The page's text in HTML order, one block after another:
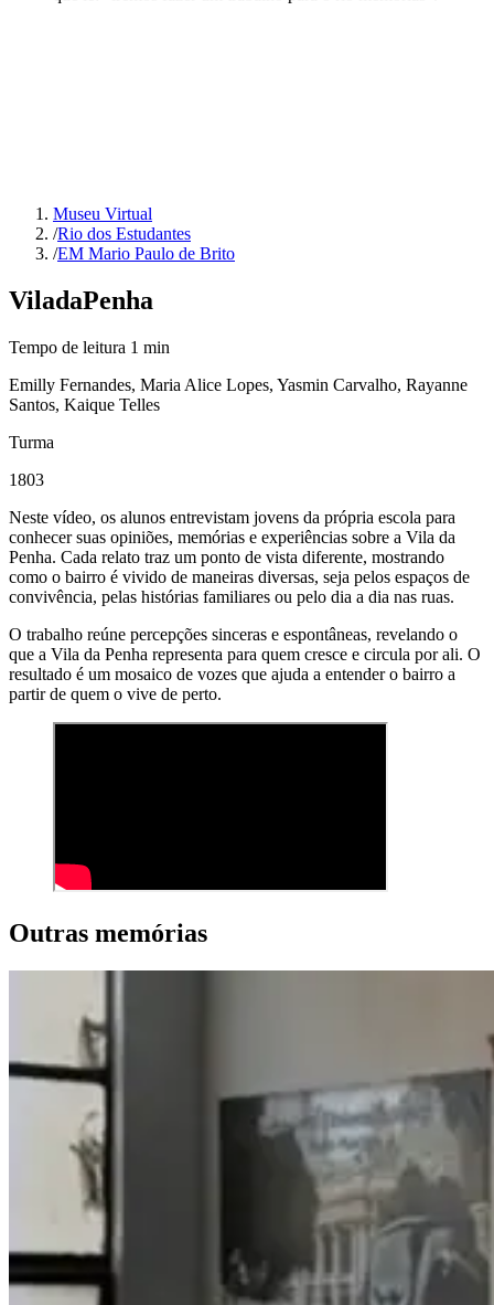
Museu Virtual
/Rio dos Estudantes
/EM Mario Paulo de Brito
ViladaPenha
Tempo de leitura 1 min
Emilly Fernandes, Maria Alice Lopes, Yasmin Carvalho, Rayanne
Santos, Kaique Telles
Turma
1803
Neste vídeo, os alunos entrevistam jovens da própria escola para
conhecer suas opiniões, memórias e experiências sobre a Vila da
Penha. Cada relato traz um ponto de vista diferente, mostrando
como o bairro é vivido de maneiras diversas, seja pelos espaços de
convivência, pelas histórias familiares ou pelo dia a dia nas ruas.
O trabalho reúne percepções sinceras e espontâneas, revelando o
que a Vila da Penha representa para quem cresce e circula por ali. O
resultado é um mosaico de vozes que ajuda a entender o bairro a
partir de quem o vive de perto.
Outras memórias